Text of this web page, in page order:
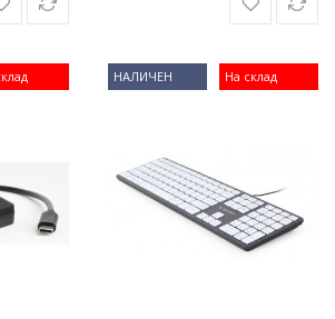
На склад
НАЛИЧЕН